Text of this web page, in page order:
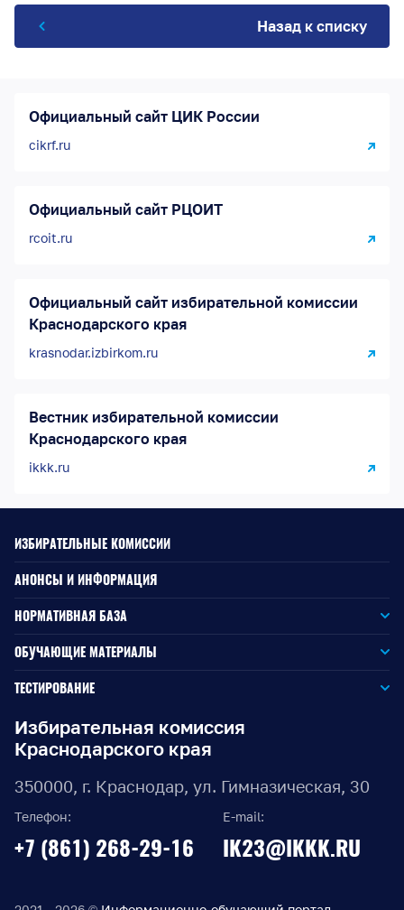
Назад к списку
Официальный сайт ЦИК России
cikrf.ru
Официальный сайт РЦОИТ
rcoit.ru
Официальный сайт избирательной комиссии
Краснодарского края
krasnodar.izbirkom.ru
Вестник избирательной комиссии
Краснодарского края
ikkk.ru
Избирательная комиссия
Краснодарского края
350000, г. Краснодар, ул. Гимназическая, 30
Телефон:
+7 (861) 268-29-16
E-mail:
IK23@IKKK.RU
ИЗБИРАТЕЛЬНЫЕ КОМИССИИ
АНОНСЫ И ИНФОРМАЦИЯ
НОРМАТИВНАЯ БАЗА
Законодательство РФ
Законодательство КК
Документы ЦИК России
Документы ИККК
Выборы Губернатора Краснодарского края
Краснодарского края
края
ОБУЧАЮЩИЕ МАТЕРИАЛЫ
Для окружной избирательной комиссии
Для территориальной избирательной комиссии
Для участковой избирательной комиссии
ТЕСТИРОВАНИЕ
Для членов участковых избирательных комиссий